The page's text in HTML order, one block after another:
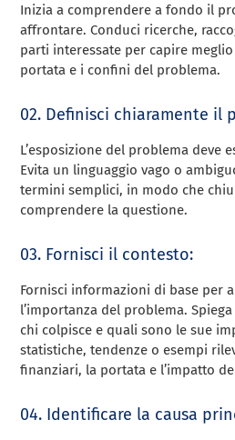
Inizia a comprendere a fondo il
affrontare. Conduci ricerche,
parti interessate per capire
portata e i confini del problema.
02. Definisci chiaramente il
L’esposizione del problema deve
Evita un linguaggio vago o
termini semplici, in modo che
comprendere la questione.
03. Fornisci il contesto:
Fornisci informazioni di base per
l’importanza del problema.
chi colpisce e quali sono le sue
statistiche, tendenze o esempi
finanziari, la portata e l’impatto
04. Identificare la causa